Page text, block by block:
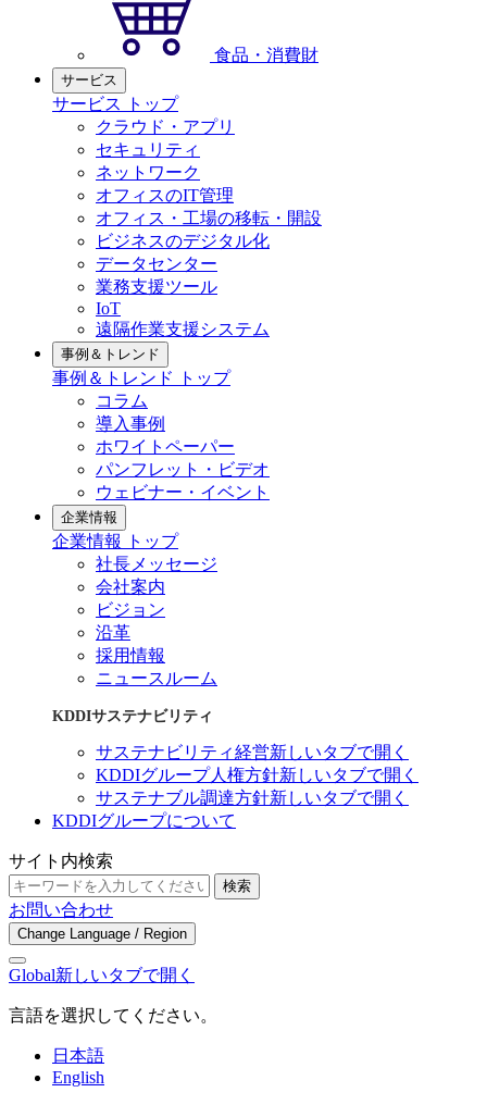
食品・消費財
サービス
サービス トップ
クラウド・アプリ
セキュリティ
ネットワーク
オフィスのIT管理
オフィス・工場の移転・開設
ビジネスのデジタル化
データセンター
業務支援ツール
IoT
遠隔作業支援システム
事例＆トレンド
事例＆トレンド トップ
コラム
導入事例
ホワイトペーパー
パンフレット・ビデオ
ウェビナー・イベント
企業情報
企業情報 トップ
社長メッセージ
会社案内
ビジョン
沿革
採用情報
ニュースルーム
KDDIサステナビリティ
サステナビリティ経営新しいタブで開く
KDDIグループ人権方針新しいタブで開く
サステナブル調達方針新しいタブで開く
KDDIグループについて
サイト内検索
検索
お問い合わせ
Change Language / Region
Global新しいタブで開く
言語を選択してください。
日本語
English